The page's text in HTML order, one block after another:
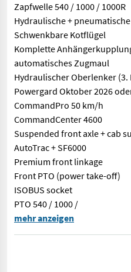
Zapfwelle 540 / 1000 / 1000R
Hydraulische +
Schwenkbare Kotflügel
Komplette
automatisches Zugmaul
Hydraulischer Oberlenker (3.
Powergard Oktober 2026
CommandPro 50 km/h
CommandCenter 4600
Suspended front axle + cab
AutoTrac + SF6000
Premium front linkage
Front PTO (power take-off)
ISOBUS socket
PTO 540 / 1000 /
CommandPro 50 km/h
mehr anzeigen